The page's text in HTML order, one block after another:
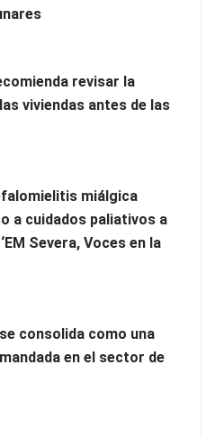
importancia de revisar manchas
revisar la
revisar la
viviendas antes de las
miálgica
a cuidados paliativos a
Severa, Voces en la
consolida como una
en el sector de